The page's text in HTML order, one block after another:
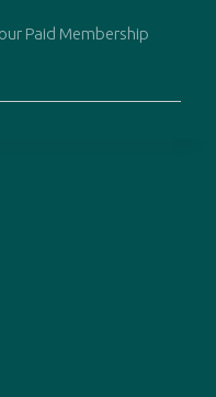
Paid Membership